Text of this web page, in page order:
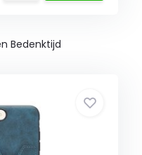
Bedenktijd